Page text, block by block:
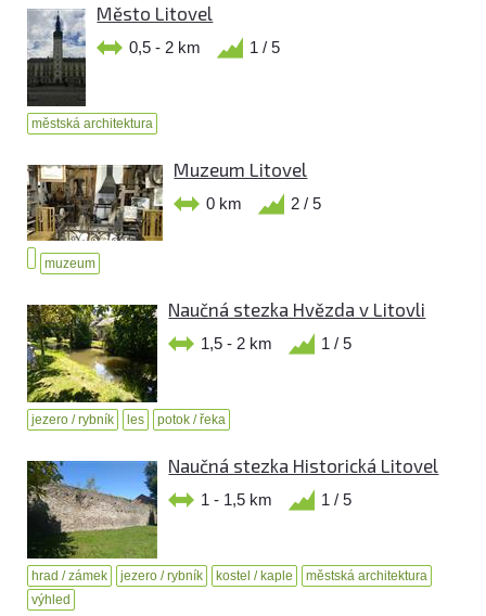
Město Litovel
0,5 - 2 km 1 / 5
městská architektura
Muzeum Litovel
0 km 2 / 5
muzeum
Naučná stezka Hvězda v Litovli
1,5 - 2 km 1 / 5
jezero / rybník les potok / řeka
Naučná stezka Historická Litovel
1 - 1,5 km 1 / 5
hrad / zámek jezero / rybník kostel / kaple
městská architektura
výhled